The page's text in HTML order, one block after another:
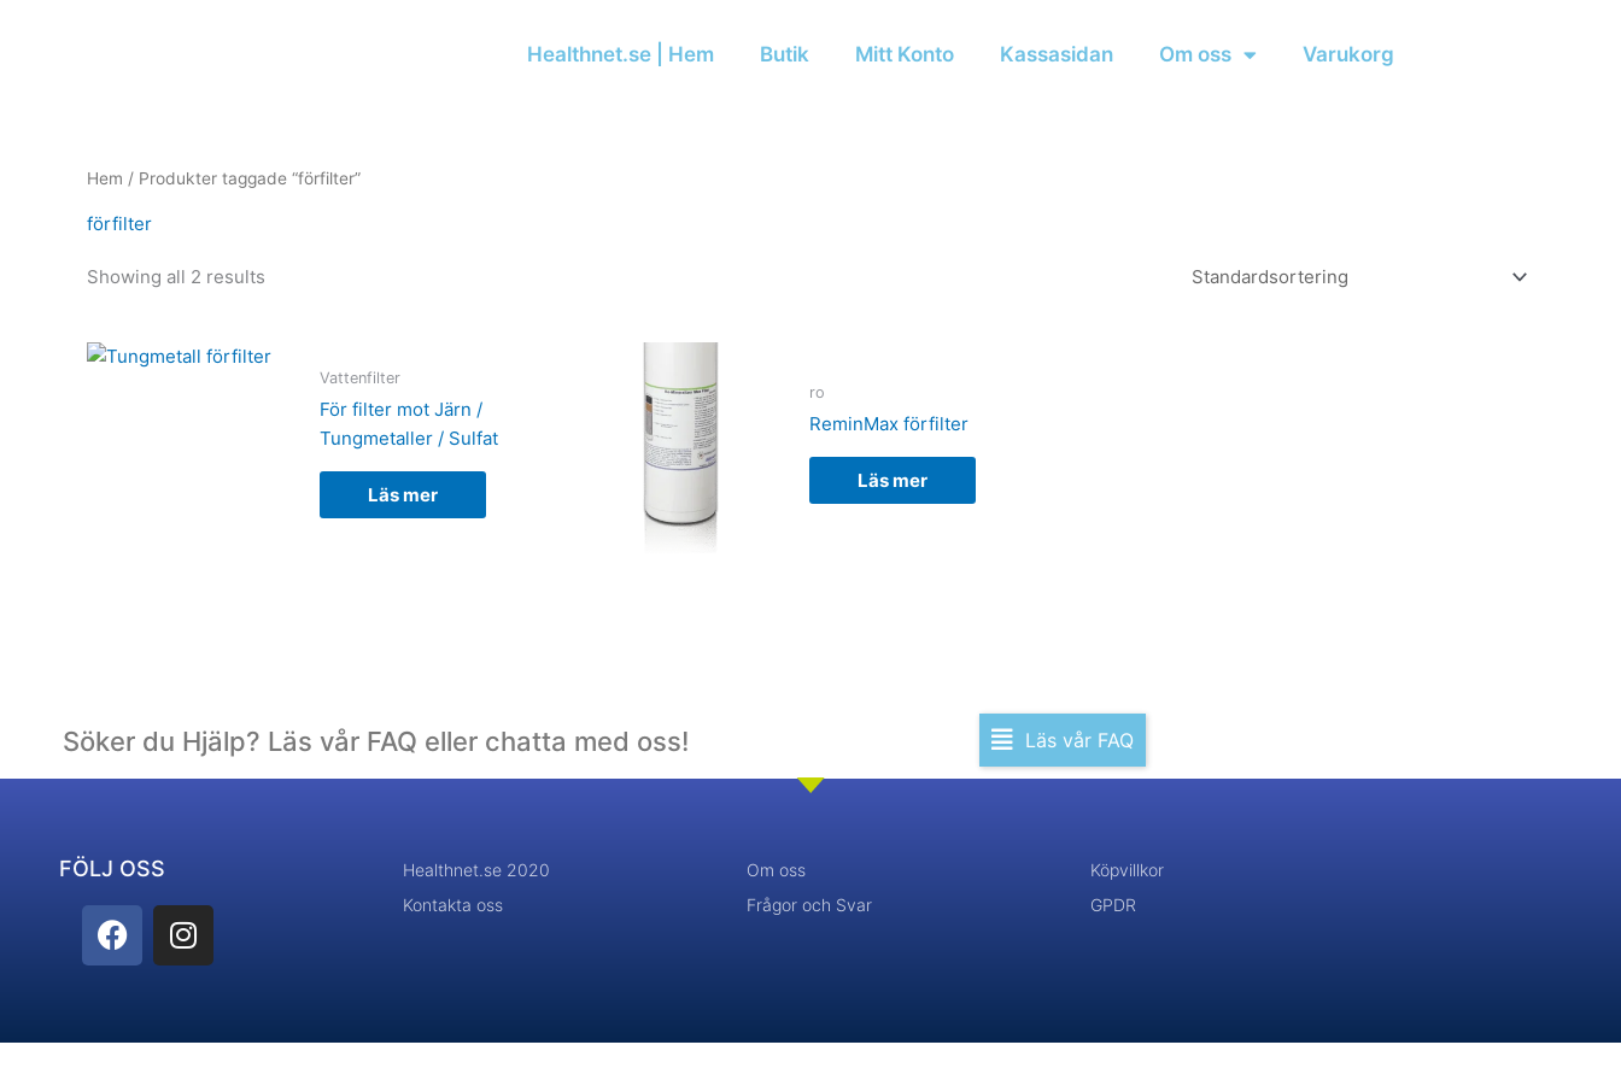
Healthnet.se | Hem Butik Mitt Konto Kassasidan Om oss Varukorg
Hem / Produkter taggade “förfilter”
förfilter
Showing all 2 results
Vattenfilter
För filter mot Järn /
Tungmetaller / Sulfat
Läs mer
ro
ReminMax förfilter
Läs mer
Söker du Hjälp? Läs vår FAQ eller chatta med oss! Läs vår FAQ
FÖLJ OSS
F
a
b
I
n
a
Healthnet.se 2020
Kontakta oss
Om oss
Frågor och Svar
Köpvillkor
GPDR